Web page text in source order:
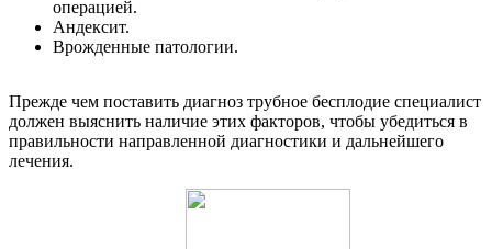
операцией.
Андексит.
Врожденные патологии.
Прежде чем поставить диагноз трубное бесплодие специалист
должен выяснить наличие этих факторов, чтобы убедиться в
правильности направленной диагностики и дальнейшего
лечения.